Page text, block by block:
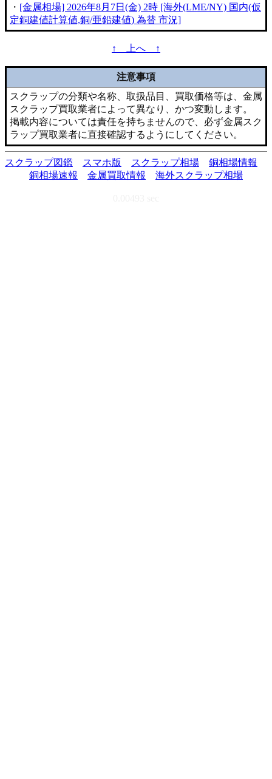
・ [金属相場] 2026年8月7日(金) 2時 [海外(LME/NY) 国内(仮
定銅建値計算値,銅/亜鉛建値) 為替 市況]
↑ 上へ ↑
注意事項
スクラップの分類や名称、取扱品目、買取価格等は、金属
スクラップ買取業者によって異なり、かつ変動します。
掲載内容については責任を持ちませんので、必ず金属スク
ラップ買取業者に直接確認するようにしてください。
スクラップ図鑑 スマホ版 スクラップ相場
銅相場情報
銅相場速報
金属買取情報 海外スクラップ相場